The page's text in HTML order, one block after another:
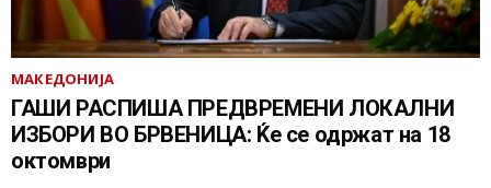
МАКЕДОНИЈА
ГАШИ РАСПИША ПРЕДВРЕМЕНИ ЛОКАЛНИ
ИЗБОРИ ВО БРВЕНИЦА: Ќе се одржат на 18
октомври